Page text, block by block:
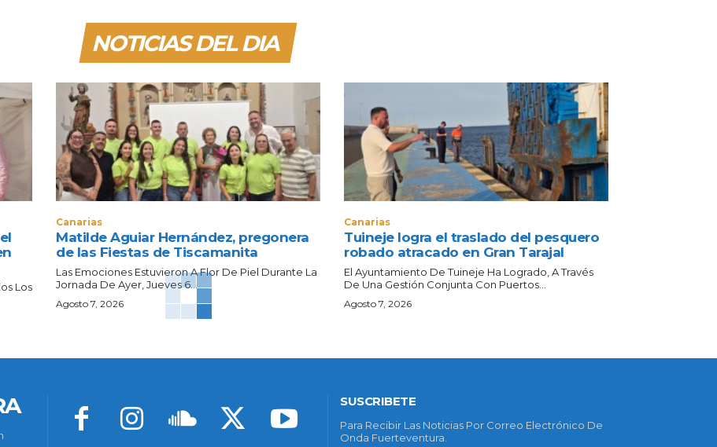
NOTICIAS DEL DIA
Los
Canarias
Matilde Aguiar Hernández, pregonera
de las Fiestas de Tiscamanita
Las Emociones Estuvieron A Flor De Piel Durante La
Jornada De Ayer, Jueves 6...
Agosto 7, 2026
Canarias
Tuineje logra el traslado del pesquero
robado atracado en Gran Tarajal
El Ayuntamiento De Tuineje Ha Logrado, A Través
De Una Gestión Conjunta Con Puertos...
Agosto 7, 2026
SUSCRIBETE
Para Recibir Las Noticias Por Correo Electrónico De
Onda Fuerteventura.